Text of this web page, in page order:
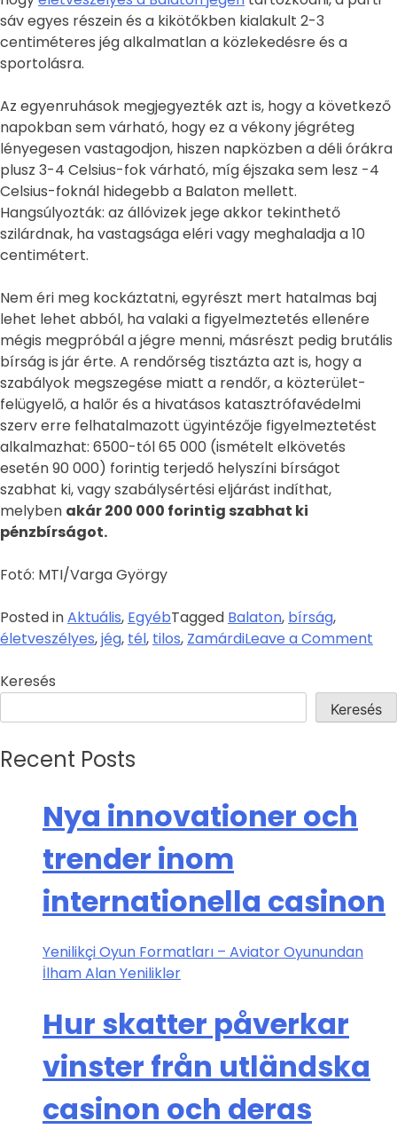
sáv egyes részein és a kikötőkben kialakult 2-3
centiméteres jég alkalmatlan a közlekedésre és a
sportolásra.
Az egyenruhások megjegyezték azt is, hogy a következő
napokban sem várható, hogy ez a vékony jégréteg
lényegesen vastagodjon, hiszen napközben a déli órákra
plusz 3-4 Celsius-fok várható, míg éjszaka sem lesz -4
Celsius-foknál hidegebb a Balaton mellett.
Hangsúlyozták: az állóvizek jege akkor tekinthető
szilárdnak, ha vastagsága eléri vagy meghaladja a 10
centimétert.
Nem éri meg kockáztatni, egyrészt mert hatalmas baj
lehet lehet abból, ha valaki a figyelmeztetés ellenére
mégis megpróbál a jégre menni, másrészt pedig brutális
bírság is jár érte. A rendőrség tisztázta azt is, hogy a
szabályok megszegése miatt a rendőr, a közterület-
felügyelő, a halőr és a hivatásos katasztrófavédelmi
szerv erre felhatalmazott ügyintézője figyelmeztetést
alkalmazhat: 6500-tól 65 000 (ismételt elkövetés
esetén 90 000) forintig terjedő helyszíni bírságot
szabhat ki, vagy szabálysértési eljárást indíthat,
melyben akár 200 000 forintig szabhat ki
pénzbírságot.
Fotó: MTI/Varga György
Posted inAktuális, EgyébTagged Balaton, bírság,
életveszélyes,jég, tél, tilos, ZamárdiLeave a Comment
Keresés
Keresés
Recent Posts
Nya innovationer och
trender inom
internationella casinon
Yenilikçi Oyun Formatları – Aviator Oyunundan
İlham Alan Yeniliklər
Hur skatter påverkar
vinster från utländska
casinon och deras